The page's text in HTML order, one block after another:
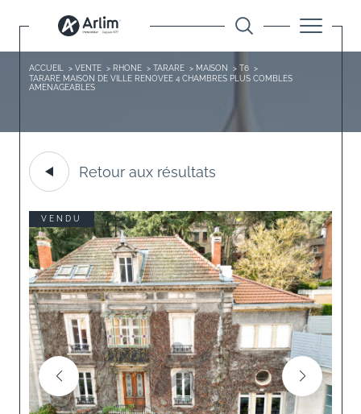
ACCUEIL VENTE RHONE TARARE MAISON
T6
TARARE MAISON DE VILLE RENOVEE 4 CHAMBRES PLUS COMBLES
AMENAGEABLES
Retour aux résultats
VENDU